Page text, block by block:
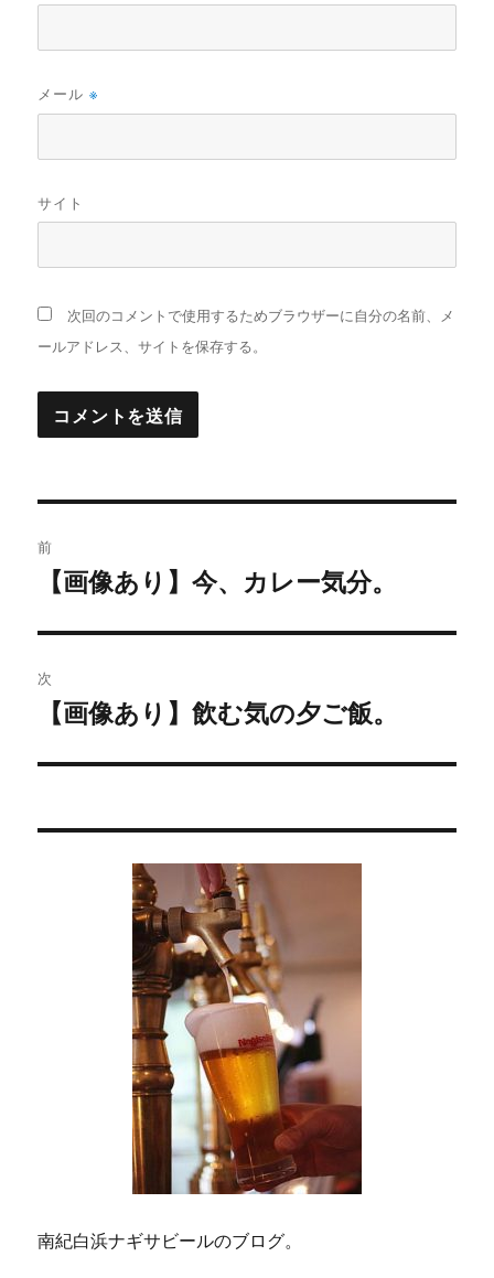
メール※
サイト
次回のコメントで使用するためブラウザーに自分の名前、メ
ールアドレス、サイトを保存する。
稿
ビ
ゲ
ー
前
の
投
稿:
【画像あり】今、カレー気分。
次
投
【画像あり】飲む気の夕ご飯。
南紀白浜ナギサビールのブログ。